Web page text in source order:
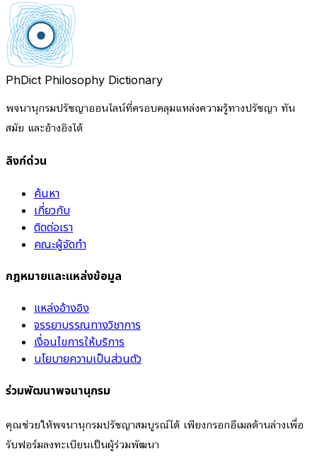
PhDict Philosophy Dictionary
พจนานุกรมปรัชญาออนไลน์ที่ครอบคลุมแหล่งความรู้ทางปรัชญา ทัน
สมัย และอ้างอิงได้
ลิงก์ด่วน
ค้นหา
เกี่ยวกับ
ติดต่อเรา
คณะผู้จัดทำ
กฎหมายและแหล่งข้อมูล
แหล่งอ้างอิง
จรรยาบรรณทางวิชาการ
เงื่อนไขการให้บริการ
นโยบายความเป็นส่วนตัว
ร่วมพัฒนาพจนานุกรม
คุณช่วยให้พจนานุกรมปรัชญาสมบูรณ์ได้ เพียงกรอกอีเมลด้านล่างเพื่อ
รับฟอร์มลงทะเบียนเป็นผู้ร่วมพัฒนา